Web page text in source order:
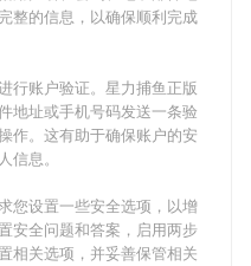
整的信息，以确保顺利完成
账户验证。 星力捕鱼正版
地址或手机号码发送一条验
作。这有助于确保账户的安
息。
您设置一些安全选项，以增
安全问题和答案，启用两步
相关选项，并妥善保管相关